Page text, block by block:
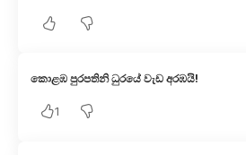
කොළඹ පුරපතිනි ධුරයේ වැඩ අරඹයි!
1